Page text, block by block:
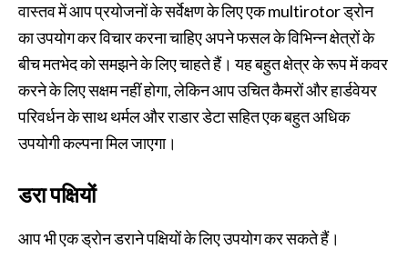
वास्तव में आप प्रयोजनों के सर्वेक्षण के लिए एक multirotor ड्रोन
का उपयोग कर विचार करना चाहिए अपने फसल के विभिन्न क्षेत्रों के
बीच मतभेद को समझने के लिए चाहते हैं। यह बहुत क्षेत्र के रूप में कवर
करने के लिए सक्षम नहीं होगा, लेकिन आप उचित कैमरों और हार्डवेयर
परिवर्धन के साथ थर्मल और राडार डेटा सहित एक बहुत अधिक
उपयोगी कल्पना मिल जाएगा।
डरा पक्षियों
आप भी एक ड्रोन डराने पक्षियों के लिए उपयोग कर सकते हैं।